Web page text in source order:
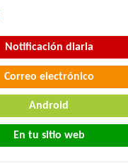
Notificación diaria
Correo electrónico
Android
En tu sitio web